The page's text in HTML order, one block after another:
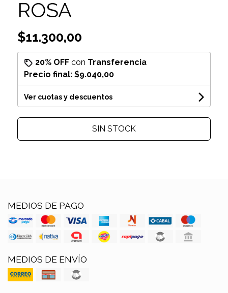
ROSA
$11.300,00
20% OFFcon Transferencia
Precio final: $9.040,00
Ver cuotas y descuentos
SIN STOCK
MEDIOS DE PAGO
MEDIOS DE ENVÍO